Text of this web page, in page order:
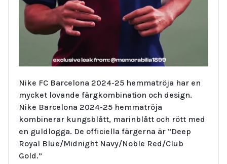
Nike FC Barcelona 2024-25 hemmatröja har en
mycket lovande färgkombination och design.
Nike Barcelona 2024-25 hemmatröja
kombinerar kungsblått, marinblått och rött med
en guldlogga. De officiella färgerna är ”Deep
Royal Blue/Midnight Navy/Noble Red/Club
Gold.”